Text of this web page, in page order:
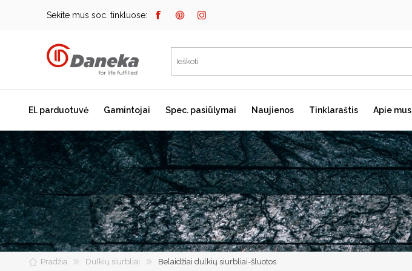
Sekite mus soc. tinkluose:
El. parduotuvė
Kaitlentės
Indukcinės kaitlentės
Dujinės kaitlentės
Elektrinės kaitlentės
Domino kaitlentės
Kaitlenčių priedai
Įmontuojami kavos
aparatai
Kavos aparatai
Laisvai pastatomi kavos
aparatai
Kavos aparatų priedai
Kavos aparatų priežiūra
Gamintojai
Bosch
Miele
Dunavox
Falmec
JURA
Spec. pasiūlymai Naujienos Tinklaraštis Apie mus
Pradžia Dulkių siurbliai Belaidžiai dulkių siurbliai-šluotos